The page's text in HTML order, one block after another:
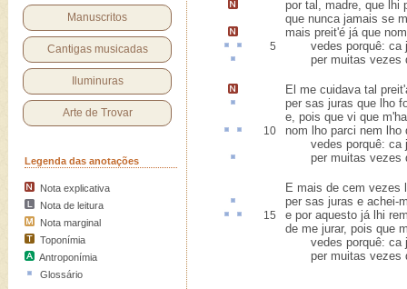
Manuscritos
Cantigas musicadas
Iluminuras
Arte de Trovar
Legenda das anotações
Nota explicativa
Nota de leitura
Nota marginal
Toponímia
Antroponímia
Glossário
por tal, madre, que lhi
que nunca jamais se
mais preit'é já que
5 vedes porquê: ca
per muitas vezes
El me cuidava tal
per sas juras que lho
e, pois que vi que
10
nom lho parci nem
vedes porquê: ca
per muitas vezes
E mais de cem vezes
per sas juras e achei-
15 e por aquesto já lhi
de me jurar, pois que
vedes porquê: ca
per muitas vezes